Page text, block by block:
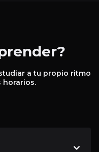
a tu propio ritmo
horarios.